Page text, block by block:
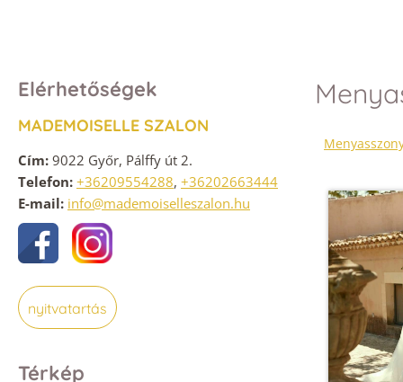
Elérhetőségek
MADEMOISELLE SZALON
Cím: 9022 Győr, Pálffy út 2.
Telefon: +36209554288, +36202663444
E-mail: info@mademoiselleszalon.hu
nyitvatartás
Térkép